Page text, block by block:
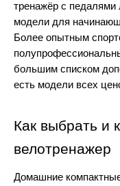
тренажёр с
модели для
Более опытным
большим списком
есть модели всех
Как выбрать и
велотренажер
Домашние